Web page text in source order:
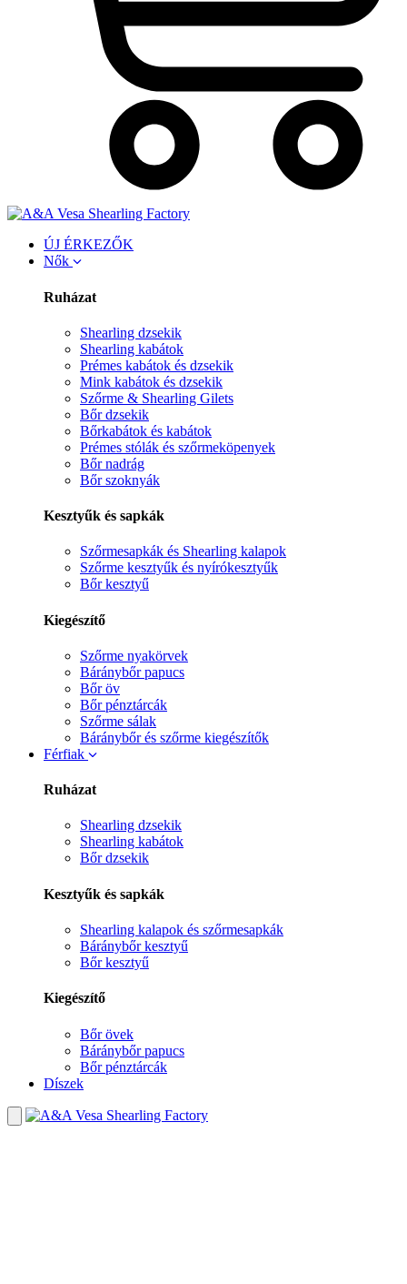
ÚJ ÉRKEZŐK
Nők
Ruházat
Shearling dzsekik
Shearling kabátok
Prémes kabátok és dzsekik
Mink kabátok és dzsekik
Szőrme & Shearling Gilets
Bőr dzsekik
Bőrkabátok és kabátok
Prémes stólák és szőrmeköpenyek
Bőr nadrág
Bőr szoknyák
Kesztyűk és sapkák
Szőrmesapkák és Shearling kalapok
Szőrme kesztyűk és nyírókesztyűk
Bőr kesztyű
Kiegészítő
Szőrme nyakörvek
Báránybőr papucs
Bőr öv
Bőr pénztárcák
Szőrme sálak
Báránybőr és szőrme kiegészítők
Férfiak
Ruházat
Shearling dzsekik
Shearling kabátok
Bőr dzsekik
Kesztyűk és sapkák
Shearling kalapok és szőrmesapkák
Báránybőr kesztyű
Bőr kesztyű
Kiegészítő
Bőr övek
Báránybőr papucs
Bőr pénztárcák
Díszek